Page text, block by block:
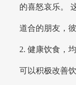
的喜怒哀乐。
道合的朋友，
2. 健康饮食，
可以积极改善